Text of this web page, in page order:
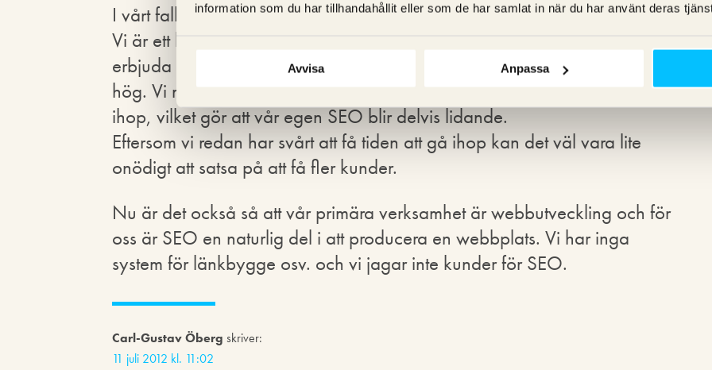
information som du har tillhandahållit eller som de har samlat in när du har använt deras
Avvisa Anpassa
I vårt fall handlar det lite om en kombination av alla tre 🙂
Vi är ett litet bolag som har svårt att få tiden att räcka till. Vårt mål är att
erbjuda prisvärda lösningar, vilket gör att lönsamheten inte är speciellt
hög. Vi måste fokusera vår tid på betalande kunder för att få det att gå
ihop, vilket gör att vår egen SEO blir delvis lidande.
Eftersom vi redan har svårt att få tiden att gå ihop kan det väl vara lite
onödigt att satsa på att få fler kunder.
Nu är det också så att vår primära verksamhet är webbutveckling och för
oss är SEO en naturlig del i att producera en webbplats. Vi har inga
system för länkbygge osv. och vi jagar inte kunder för SEO.
Carl-Gustav Öberg skriver:
11 juli 2012 kl. 11:02